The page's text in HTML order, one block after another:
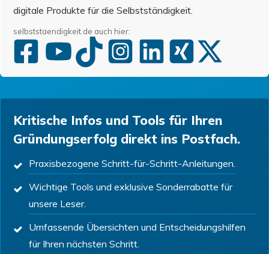
digitale Produkte für die Selbstständigkeit.
selbststaendigkeit.de auch hier:
Kritische Infos und Tools für Ihren
Gründungserfolg direkt ins Postfach.
Praxisbezogene Schritt-für-Schritt-Anleitungen.
Wichtige Tools und exklusive Sonderrabatte für
unsere Leser.
Umfassende Übersichten und Entscheidungshilfen
für Ihren nächsten Schritt.